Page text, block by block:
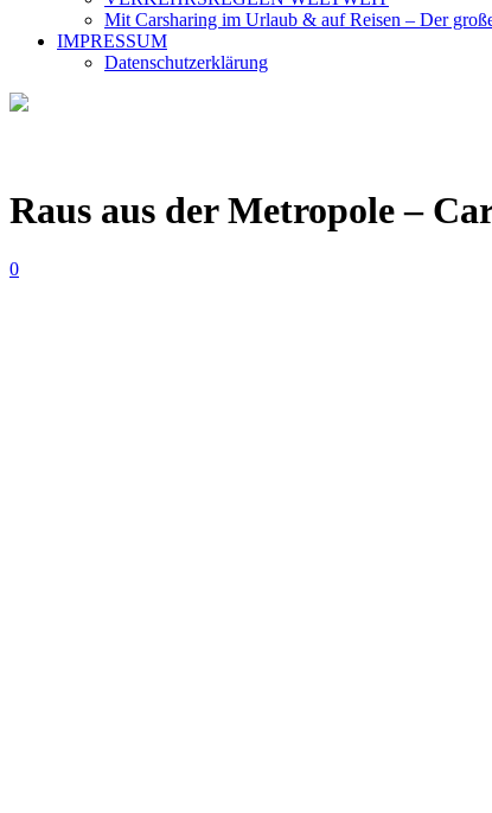
Mit Carsharing im Urlaub & auf Reisen – Der
IMPRESSUM
Datenschutzerklärung
Raus aus der Metropole –
0